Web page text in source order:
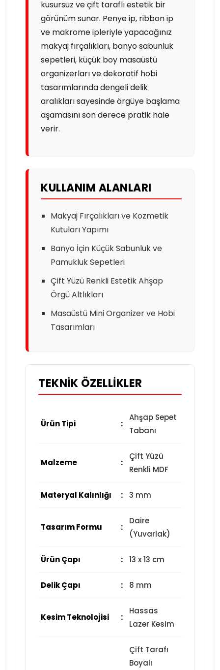
kusursuz ve çift taraflı estetik bir
görünüm sunar. Penye ip, ribbon ip
ve makrome ipleriyle yapacağınız
makyaj fırçalıkları, banyo sabunluk
sepetleri, küçük boy masaüstü
organizerları ve dekoratif hobi
tasarımlarında dengeli delik
aralıkları sayesinde örgüye başlama
aşamasını son derece pratik hale
verir.
KULLANIM ALANLARI
Makyaj Fırçalıkları ve Kozmetik
Kutuları Yapımı
Banyo İçin Küçük Sabunluk ve
Pamukluk Sepetleri
Çift Yüzü Renkli Estetik Ahşap
Örgü Altlıkları
Masaüstü Mini Organizer ve Hobi
Tasarımları
TEKNIK ÖZELLIKLER
Ürün Tipi :
Ahşap Sepet
Tabanı
Malzeme :
Çift Yüzü
Renkli MDF
Materyal Kalınlığı : 3 mm
Tasarım Formu :
Daire
(Yuvarlak)
Ürün Çapı : 13 x 13 cm
Delik Çapı : 8 mm
Kesim Teknolojisi :
Hassas
Lazer Kesim
Çift Tarafı
Boyalı